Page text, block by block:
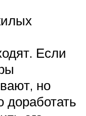
Если
но
доработать